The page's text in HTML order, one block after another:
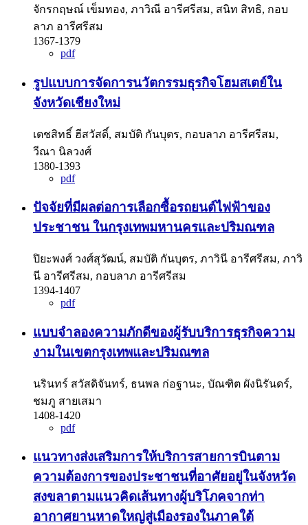
จักรกฤษณ์ เข็มทอง, ภาวิณี อารีศรีสม, สนิท สิทธิ, กอบ
ลาภ อารีศรีสม
1367-1379
pdf
รูปแบบการจัดการนวัตกรรมธุรกิจโฮมสเตย์ใน
จังหวัดเชียงใหม่
เตชสิทธิ์ ฮีสวัสดิ์, สมบัติ กันบุตร, กอบลาภ อารีศรีสม,
วีณา นิลวงศ์
1380-1393
pdf
ปัจจัยที่มีผลต่อการเลือกซื้อรถยนต์ไฟฟ้าของ
ประชาชน ในกรุงเทพมหานครและปริมณฑล
ปิยะพงศ์ วงศ์สุวัฒน์, สมบัติ กันบุตร, ภาวินี อารีศรีสม, ภาวิ
นี อารีศรีสม, กอบลาภ อารีศรีสม
1394-1407
pdf
แบบจำลองความภักดีของผู้รับบริการธุรกิจความ
งามในเขตกรุงเทพและปริมณฑล
นรินทร์ สวัสดิจันทร์, ธนพล ก่อฐานะ, บัณฑิต ผังนิรันดร์,
ชมภู สายเสมา
1408-1420
pdf
แนวทางส่งเสริมการให้บริการสายการบินตาม
ความต้องการของประชาชนที่อาศัยอยู่ในจังหวัด
สงขลาตามแนวคิดเส้นทางผู้บริโภคจากท่า
อากาศยานหาดใหญ่สู่เมืองรองในภาคใต้